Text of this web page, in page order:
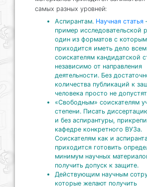
самых разных уровней:
Аспирантам. Научная статья
пример исследовательской
один из форматов с
приходится иметь дело всем
соискателям кандидатской
независимо от направления
деятельности. Без
количества публикаций к
человека просто не
«Свободным» соискателям
степени. Писать
и без аспирантуры,
кафедре конкретного ВУЗа.
Соискателям как и
приходится готовить
минимум научных
получить допуск к защите.
Действующим научным
которые желают получить